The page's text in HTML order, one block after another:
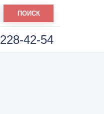
ПОИСК
228-42-54